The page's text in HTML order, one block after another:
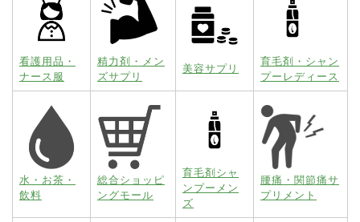
看護用品・
ナース服
精力剤・メン
ズサプリ
美容サプリ
育毛剤・シャン
プーレディース
水・お茶・
飲料
総合ショッピ
ングモール
育毛剤シャ
ンプーメン
ズ
腰痛・関節痛サ
プリメント